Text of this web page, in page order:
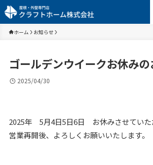
ホーム お知らせ
ゴールデンウイークお休み
2025/04/30
2025年 5月4日5日6日 お休みさせていた
営業再開後、よろしくお願いいたします。